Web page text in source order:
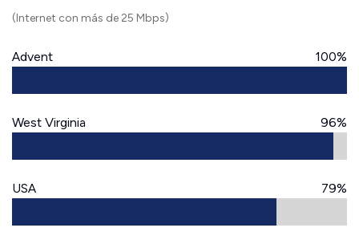
(Internet con más de 25 Mbps)
Advent 100%
West Virginia 96%
USA 79%